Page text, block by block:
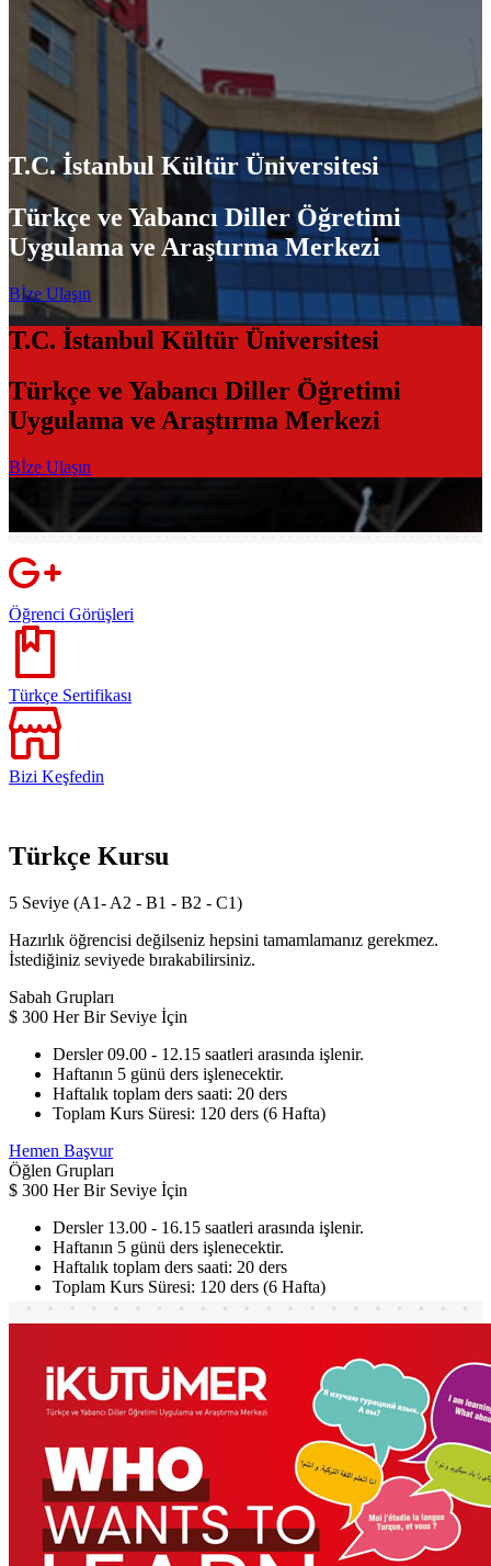
T.C. İstanbul Kültür Üniversitesi
Türkçe ve Yabancı Diller Öğretimi
Uygulama ve Araştırma Merkezi
Bİze Ulaşın
T.C. İstanbul Kültür Üniversitesi
Türkçe ve Yabancı Diller Öğretimi
Uygulama ve Araştırma Merkezi
Bİze Ulaşın
Öğrenci Görüşleri
Türkçe Sertifikası
Bizi Keşfedin
Türkçe Kursu
5 Seviye (A1- A2 - B1 - B2 - C1)
Hazırlık öğrencisi değilseniz hepsini tamamlamanız gerekmez.
İstediğiniz seviyede bırakabilirsiniz.
Sabah Grupları
$ 300 Her Bir Seviye İçin
Dersler 09.00 - 12.15 saatleri arasında işlenir.
Haftanın 5 günü ders işlenecektir.
Haftalık toplam ders saati: 20 ders
Toplam Kurs Süresi: 120 ders (6 Hafta)
Hemen Başvur
Öğlen Grupları
$ 300 Her Bir Seviye İçin
Dersler 13.00 - 16.15 saatleri arasında işlenir.
Haftanın 5 günü ders işlenecektir.
Haftalık toplam ders saati: 20 ders
Toplam Kurs Süresi: 120 ders (6 Hafta)
Hemen Başvur